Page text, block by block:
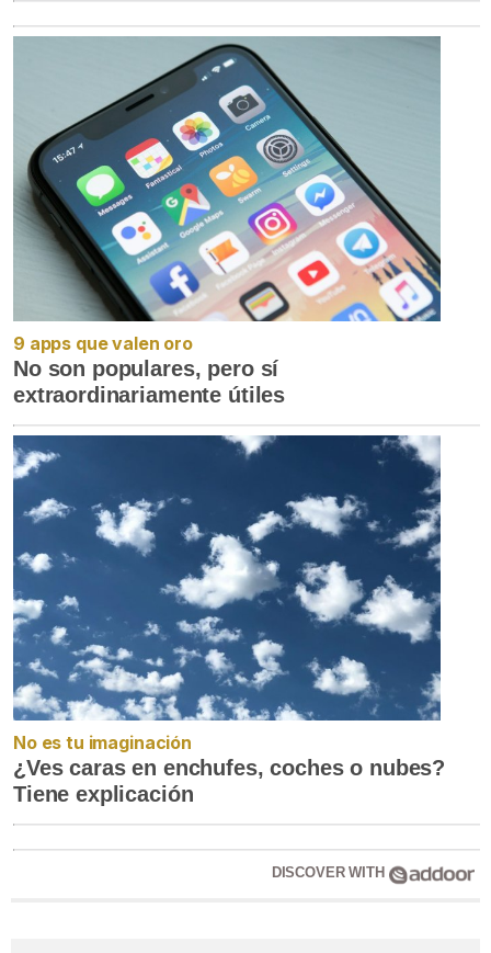
9 apps que valen oro
No son populares, pero sí
extraordinariamente útiles
No es tu imaginación
¿Ves caras en enchufes, coches o nubes?
Tiene explicación
DISCOVER WITH